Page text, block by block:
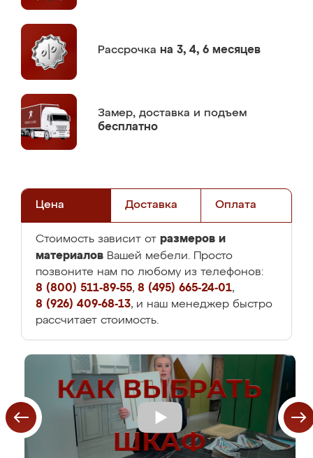
Рассрочка на 3, 4, 6 месяцев
Замер, доставка и подъем
бесплатно
Цена Доставка Оплата
Стоимость зависит от размеров и
материалов Вашей мебели. Просто
позвоните нам по любому из телефонов:
8 (800) 511-89-55, 8 (495) 665-24-01,
8 (926) 409-68-13, и наш менеджер быстро
рассчитает стоимость.